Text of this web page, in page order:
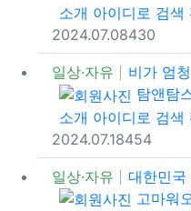
소개 아이디로 검색
등록일
2024.07.08조회
43추천
0
일상·자유
비가 엄
등록자
탐앤탐
소개 아이디로 검색
등록일
2024.07.18조회
45추천
4
일상·자유
대한민국
등록자
고마워